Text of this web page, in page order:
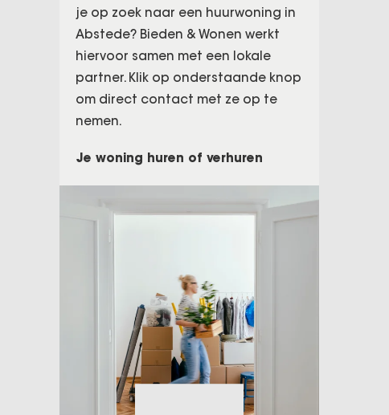
je op zoek naar een huurwoning in
Abstede? Bieden & Wonen werkt
hiervoor samen met een lokale
partner. Klik op onderstaande knop
om direct contact met ze op te
nemen.
Je woning huren of verhuren